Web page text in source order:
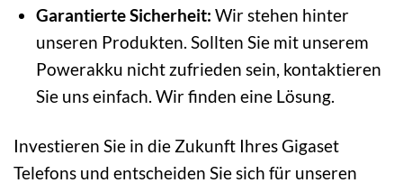
Garantierte Sicherheit: Wir stehen hinter
unseren Produkten. Sollten Sie mit unserem
Powerakku nicht zufrieden sein, kontaktieren
Sie uns einfach. Wir finden eine Lösung.
Investieren Sie in die Zukunft Ihres Gigaset
Telefons und entscheiden Sie sich für unseren